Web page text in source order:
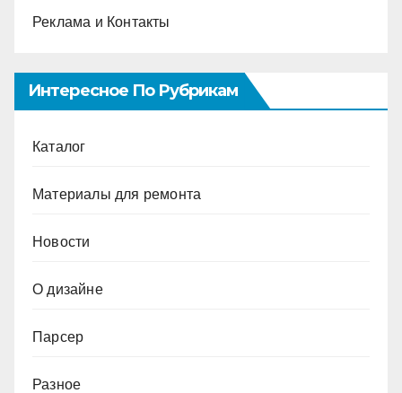
Реклама и Контакты
Интересное По Рубрикам
Каталог
Материалы для ремонта
Новости
О дизайне
Парсер
Разное